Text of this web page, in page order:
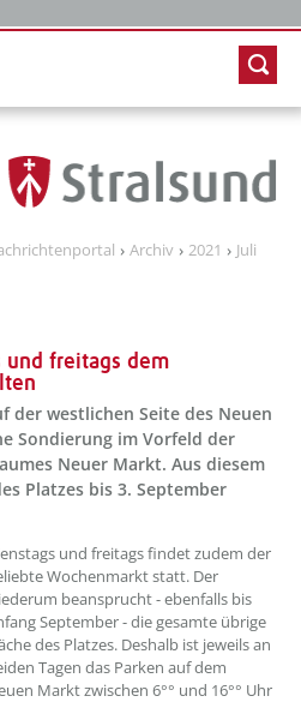
Archiv 2021 Juli
und freitags dem
der westlichen Seite des Neuen
Sondierung im Vorfeld der
Neuer Markt. Aus diesem
Platzes bis 3. September
und freitags findet zudem der
Wochenmarkt statt. Der
beansprucht - ebenfalls bis
September - die gesamte übrige
des Platzes. Deshalb ist jeweils an
Tagen das Parken auf dem
Markt zwischen 6°° und 16°° Uhr